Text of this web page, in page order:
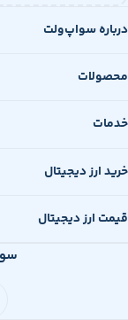
سواپ‌ولت
دیجیتال
دیجیتال